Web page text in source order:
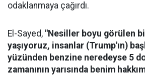
odaklanmaya çağırdı.
El-Sayed, "Nesiller boyu görülen
yaşıyoruz, insanlar (Trump'ın)
yüzünden benzine neredeyse 5
zamanının yarısında benim